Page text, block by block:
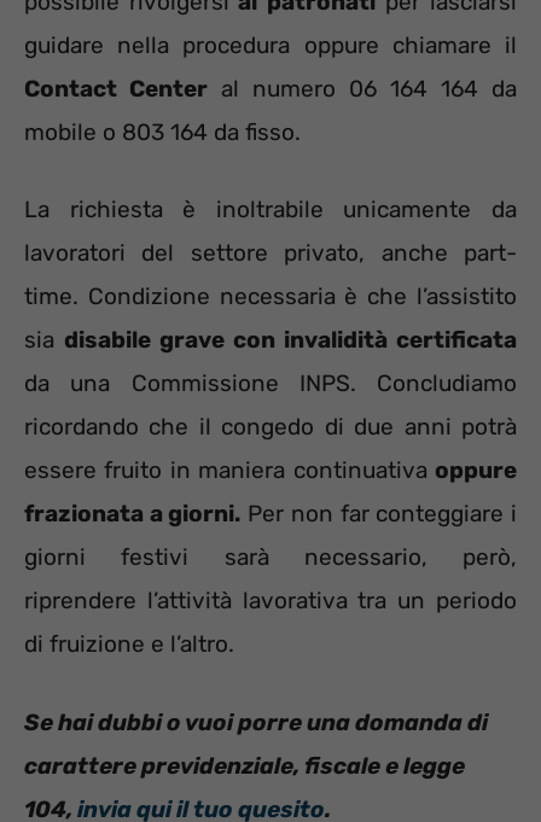
guidare nella procedura oppure chiamare il
Contact Center al numero 06 164 164 da
mobile o 803 164 da fisso.
La richiesta è inoltrabile unicamente da
lavoratori del settore privato, anche part-
time. Condizione necessaria è che l’assistito
sia disabile grave con invalidità certificata
da una Commissione INPS. Concludiamo
ricordando che il congedo di due anni potrà
essere fruito in maniera continuativa oppure
frazionata a giorni. Per non far conteggiare i
giorni festivi sarà necessario, però,
riprendere l’attività lavorativa tra un periodo
di fruizione e l’altro.
Se hai dubbi o vuoi porre una domanda di
carattere previdenziale, fiscale e legge
104, invia qui il tuo quesito.